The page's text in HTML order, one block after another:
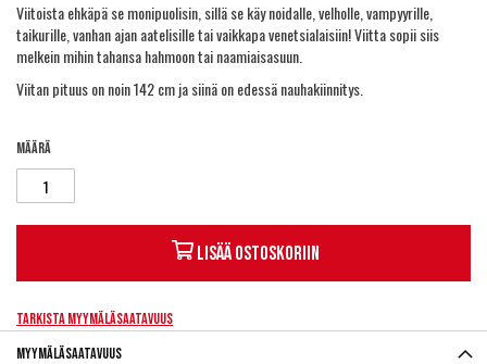
Viitoista ehkäpä se monipuolisin, sillä se käy noidalle, velholle, vampyyrille,
taikurille, vanhan ajan aatelisille tai vaikkapa venetsialaisiin! Viitta sopii siis
melkein mihin tahansa hahmoon tai naamiaisasuun.
Viitan pituus on noin 142 cm ja siinä on edessä nauhakiinnitys.
Määrä
Lisää ostoskoriin
Tarkista myymäläsaatavuus
Myymäläsaatavuus